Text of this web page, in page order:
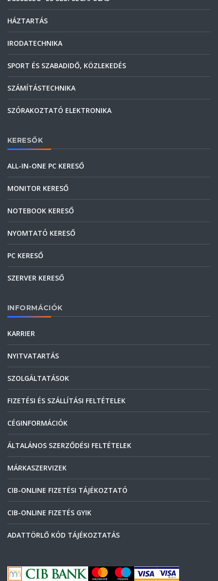
HÁZTARTÁS
IRODATECHNIKA
SPORT ÉS SZABADIDŐ, KÖZLEKEDÉS
SZÁMÍTÁSTECHNIKA
SZÓRAKOZTATÓ ELEKTRONIKA
KERESŐK
ALL-IN-ONE PC KERESŐ
MONITOR KERESŐ
NOTEBOOK KERESŐ
NYOMTATÓ KERESŐ
PC KERESŐ
SZERVER KERESŐ
INFORMÁCIÓK
KARRIER
NYITVATARTÁS
SZOLGÁLTATÁSOK
FIZETÉSI ÉS SZÁLLÍTÁSI FELTÉTELEK
CÉGINFORMÁCIÓK
ÁLTALÁNOS SZERZŐDÉSI FELTÉTELEK
MÁRKASZERVIZEK
CIB-ONLINE FIZETÉSI TÁJÉKOZTATÓ
CIB-ONLINE FIZETÉS GYIK
ADATTÖRLŐ KÓD TÁJÉKOZTATÁS